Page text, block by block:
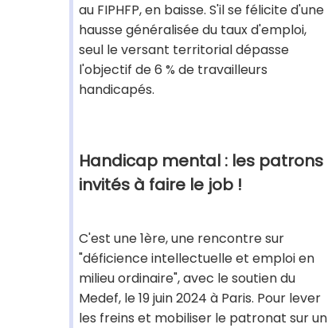
au FIPHFP, en baisse. S'il se félicite d'une
hausse généralisée du taux d'emploi,
seul le versant territorial dépasse
l'objectif de 6 % de travailleurs
handicapés.
Handicap mental : les patrons
invités à faire le job !
C'est une 1ère, une rencontre sur
"déficience intellectuelle et emploi en
milieu ordinaire", avec le soutien du
Medef, le 19 juin 2024 à Paris. Pour lever
les freins et mobiliser le patronat sur un